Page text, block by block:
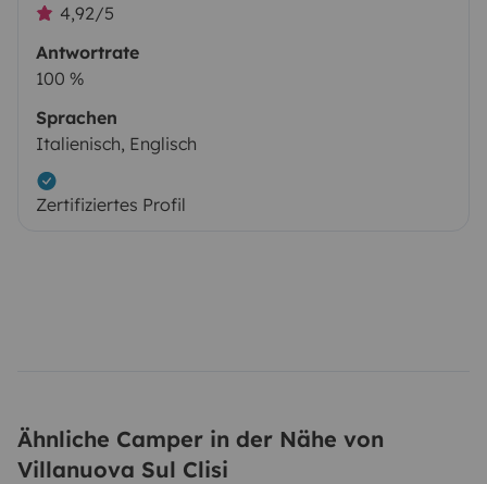
4,92/5
Antwortrate
100 %
Sprachen
Italienisch, Englisch
Zertifiziertes Profil
Ähnliche Camper in der Nähe von
Villanuova Sul Clisi